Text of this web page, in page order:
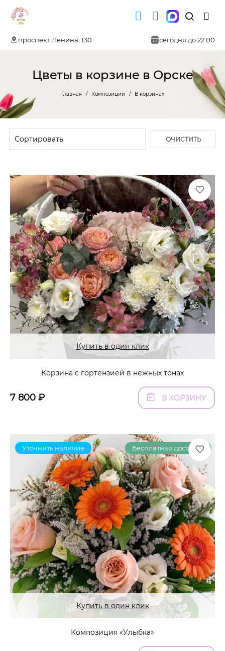
проспект Ленина, 130 сегодня до 22:00
Цветы в корзине в Орске
Главная Композиции В корзинах
ОЧИСТИТЬ
Купить в один клик
Корзина с гортензией в нежных тонах
7 800 ₽ В КОРЗИНУ
Уточнить наличие Бесплатная доставка
Купить в один клик
Композиция «Улыбка»